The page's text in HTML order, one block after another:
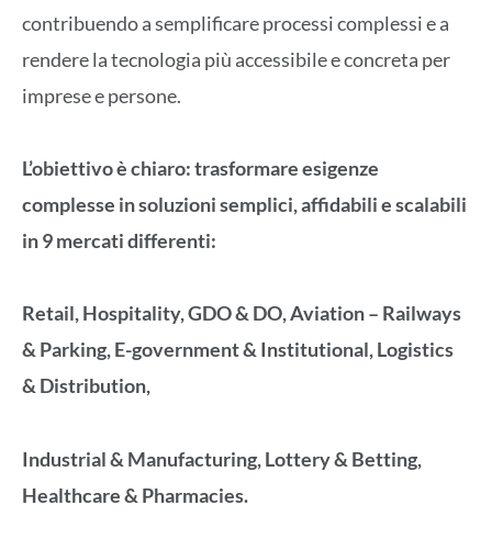
contribuendo a semplificare processi complessi e a
rendere la tecnologia più accessibile e concreta per
imprese e persone.
L’obiettivo è chiaro: trasformare esigenze
complesse in soluzioni semplici, affidabili e scalabili
in 9 mercati differenti:
Retail, Hospitality, GDO & DO, Aviation – Railways
& Parking, E-government & Institutional, Logistics
& Distribution,
Industrial & Manufacturing, Lottery & Betting,
Healthcare & Pharmacies.